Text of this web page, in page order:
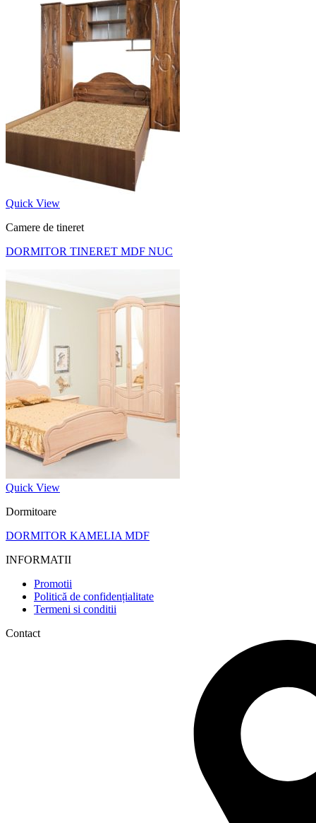
Quick View
Camere de tineret
DORMITOR TINERET MDF NUC
Quick View
Dormitoare
DORMITOR KAMELIA MDF
INFORMATII
Promotii
Politică de confidențialitate
Termeni si conditii
Contact